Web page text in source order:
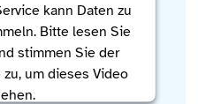
kann Daten zu
Bitte lesen Sie
stimmen Sie der
um dieses Video